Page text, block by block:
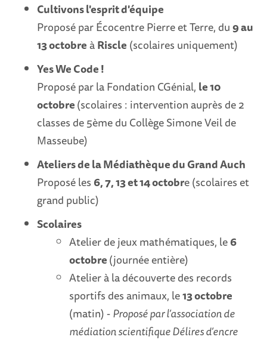
Cultivons l'esprit d'équipe
Proposé par Écocentre Pierre et Terre, du9 au
13 octobreàRiscle (scolaires uniquement)
Yes We Code !
Proposé par la Fondation CGénial, le 10
octobre(scolaires : intervention auprès de 2
classes de 5ème du Collège Simone Veil de
Masseube)
Ateliers de la Médiathèque du Grand Auch
Proposé les 6, 7, 13 et 14 octobre (scolaires et
grand public)
Scolaires
Atelier de jeux mathématiques, le6
octobre(journée entière)
Atelier à la découverte des records
sportifs des animaux, le13 octobre
(matin) -Proposé par l’association de
médiation scientifique Délires d’encre